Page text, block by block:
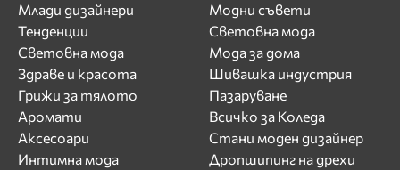
Млади дизайнери
Тенденции
Световна мода
Здраве и красота
Грижи за тялото
Аромати
Аксесоари
Интимна мода
Модни съвети
Световна мода
Мода за дома
Шивашка индустрия
Пазаруване
Всичко за Коледа
Стани моден дизайнер
Дропшипинг на дрехи